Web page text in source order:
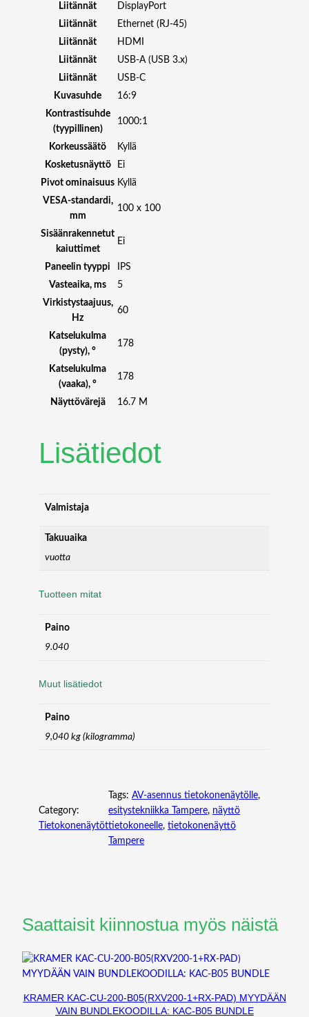
Liitännät
DisplayPort
Liitännät
Ethernet (RJ-45)
Liitännät
HDMI
Liitännät
USB-A (USB 3.x)
Liitännät
USB-C
Kuvasuhde
16:9
Kontrastisuhde
(tyypillinen)
1000:1
Korkeussäätö
Kyllä
Kosketusnäyttö
Ei
Pivot ominaisuus Kyllä
VESA-standardi,
mm
100 x 100
Sisäänrakennetut
kaiuttimet
Ei
Paneelin tyyppi
IPS
Vasteaika, ms
5
Virkistystaajuus,
Hz
60
Katselukulma
(pysty), °
178
Katselukulma
(vaaka), °
178
Näyttövärejä 16.7 M
Lisätiedot
Valmistaja
Takuuaika
vuotta
Tuotteen mitat
Paino
9.040
Muut lisätiedot
Paino
9,040 kg (kilogramma)
Category:
Tietokonenäytöt
Tags: AV-asennus tietokonenäytölle
esitystekniikka Tampere, näyttö
tietokoneelle, tietokonenäyttö
Tampere
Saattaisit kiinnostua myös näistä
KRAMER KAC-CU-200-B05(RXV200-1+RX-PAD) MYYDÄÄN
VAIN BUNDLEKOODILLA: KAC-B05 BUNDLE